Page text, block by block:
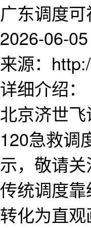
广东调度
2026-06-
来源：
详细介绍：
北京济世
120急救调
示，敬请关
传统调度
转化为直